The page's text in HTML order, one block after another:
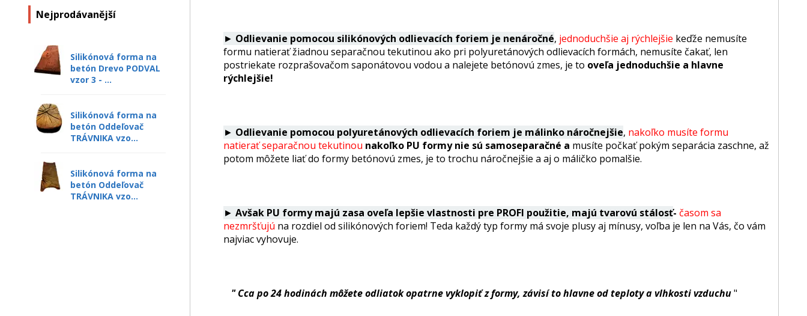
Nejprodávanější
Silikónová forma na
betón Drevo PODVAL
vzor 3 - ...
Silikónová forma na
betón Oddeľovač
TRÁVNIKA vzo...
Silikónová forma na
betón Oddeľovač
TRÁVNIKA vzo...
► Odlievanie pomocou silikónových odlievacích foriem je nenáročné, jednoduchšie aj rýchlejšie keďže nemusíte
formu natierať žiadnou separačnou tekutinou ako pri polyuretánových odlievacích formách, nemusíte čakať, len
postriekate rozprašovačom saponátovou vodou a nalejete betónovú zmes, je to oveľa jednoduchšie a hlavne
rýchlejšie!
► Odlievanie pomocou polyuretánových odlievacích foriem je málinko náročnejšie, nakoľko musíte formu
natierať separačnou tekutinou nakoľko PU formy nie sú samoseparačné a musíte počkať pokým separácia zaschne, až
potom môžete liať do formy betónovú zmes, je to trochu náročnejšie a aj o máličko pomalšie.
► Avšak PU formy majú zasa oveľa lepšie vlastnosti pre PROFI použitie, majú tvarovú stálosť- časom sa
nezmršťujú na rozdiel od silikónových foriem! Teda každý typ formy má svoje plusy aj mínusy, voľba je len na Vás, čo vám
najviac vyhovuje.
" Cca po 24 hodinách môžete odliatok opatrne vyklopiť z formy, závisí to hlavne od teploty a vlhkosti vzduchu"